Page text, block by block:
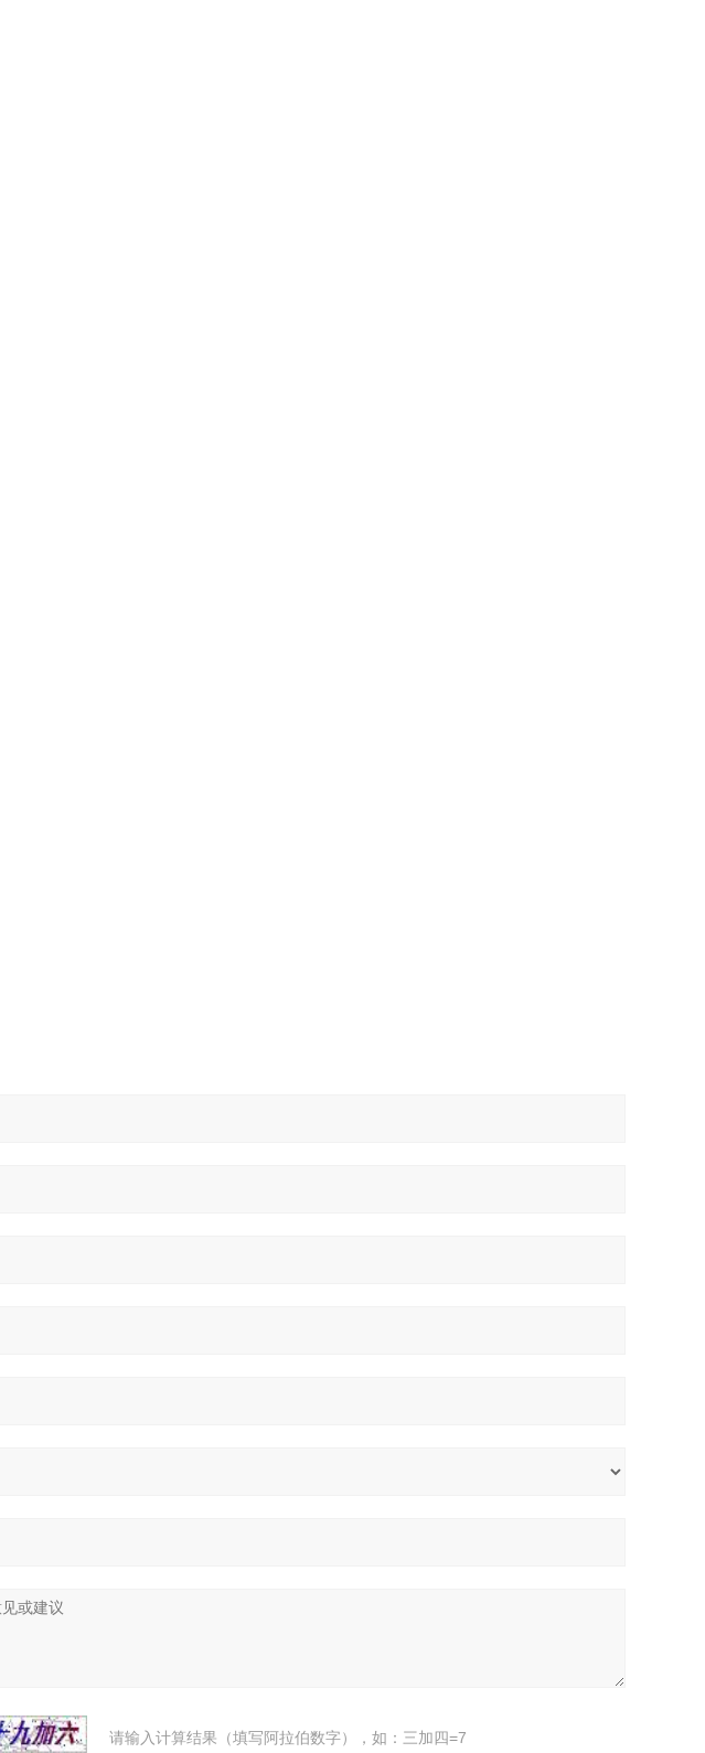
请输入计算结果（填写阿拉伯数字），如：三加四=7